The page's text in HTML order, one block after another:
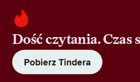
Dość czytania. Czas
Pobierz Tindera